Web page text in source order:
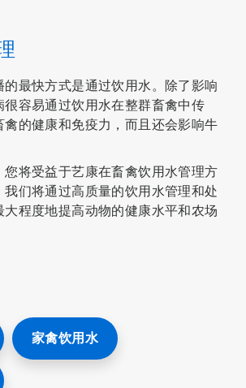
最快方式是通过饮用水。除了影响
很容易通过饮用水在整群畜禽中传
的健康和免疫力，而且还会影响牛
将受益于艺康在畜禽饮用水管理方
们将通过高质量的饮用水管理和处
程度地提高动物的健康水平和农场
家禽饮用水